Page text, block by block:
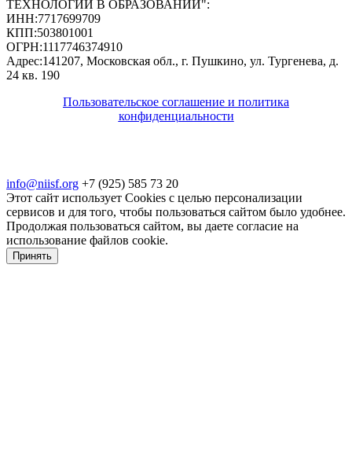
ТЕХНОЛОГИЙ В ОБРАЗОВАНИИ":
ИНН:7717699709
КПП:503801001
ОГРН:1117746374910
Адрес:141207, Московская обл., г. Пушкино, ул. Тургенева, д.
24 кв. 190
Пользовательское соглашение и политика
конфиденциальности
info@niisf.org +7 (925) 585 73 20
Этот сайт использует Cookies с целью персонализации
сервисов и для того, чтобы пользоваться сайтом было удобнее.
Продолжая пользоваться сайтом, вы даете согласие на
использование файлов cookie.
Принять